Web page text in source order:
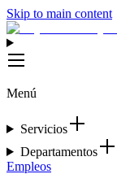
Skip to main content
Menú
Servicios
Departamentos
Empleos